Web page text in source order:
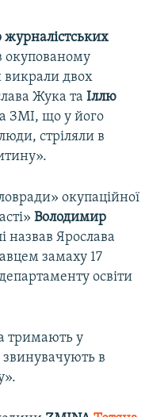
журналістських
окупованому
викрали двох
Жука та Іллю
ЗМІ, що у його
стріляли в
окупаційної
Володимир
назвав Ярослава
замаху 17
освіти
тримають у
в